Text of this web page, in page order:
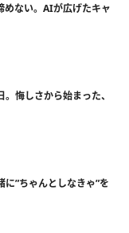
めない。AIが広げたキャ
悔しさから始まった、
”ちゃんとしなきゃ”を